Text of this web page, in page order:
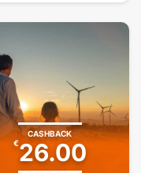
CASHBACK
€26.00